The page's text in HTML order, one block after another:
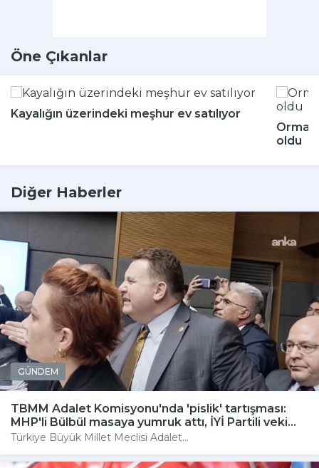
Öne Çıkanlar
Kayalığın üzerindeki meşhur ev satılıyor
oldu
Diğer Haberler
GÜNDEM
TBMM Adalet Komisyonu'nda 'pislik' tartışması:
MHP'li Bülbül masaya yumruk attı, İYİ Partili veki...
Türkiye Büyük Millet Meclisi Adalet...